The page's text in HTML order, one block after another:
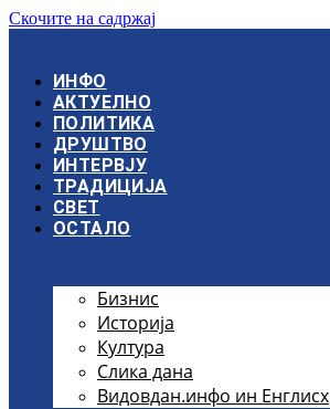
Скочите на садржај
ИНФО
АКТУЕЛНО
ПОЛИТИКА
ДРУШТВО
ИНТЕРВЈУ
ТРАДИЦИЈА
СВЕТ
ОСТАЛО
Бизнис
Историја
Култура
Слика дана
Видовдан.инфо ин Енглисх